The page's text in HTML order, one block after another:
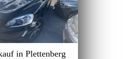
in Plettenberg